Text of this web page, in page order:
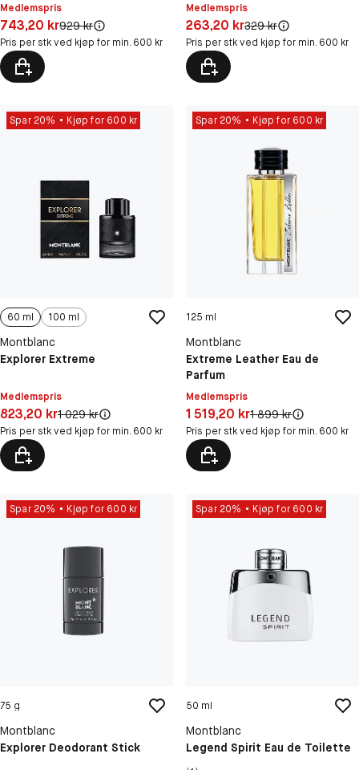
Medlemspris
Pris: 743,20 kr
743,20 krOriginal pris:
929 kr
Pris per stk ved kjøp for min. 600 kr
Medlemspris
Pris: 263,20 kr
263,20 krOriginal pris:
329 kr
Pris per stk ved kjøp for min. 600 kr
Spar 20% Kjøp for 600 kr
60 ml 100 ml
Montblanc
Explorer Extreme
Medlemspris
Pris: 823,20 kr
823,20 krOriginal pris:
1 029 kr
Pris per stk ved kjøp for min. 600 kr
Spar 20% Kjøp for 600 kr
125 ml
Montblanc
Extreme Leather Eau de
Parfum
Medlemspris
Pris: 1 519,20 kr
1 519,20 krOriginal pris:
1 899 kr
Pris per stk ved kjøp for min. 600 kr
Spar 20% Kjøp for 600 kr
75 g
Montblanc
Explorer Deodorant Stick
Spar 20% Kjøp for 600 kr
50 ml
Montblanc
Legend Spirit Eau de Toilette